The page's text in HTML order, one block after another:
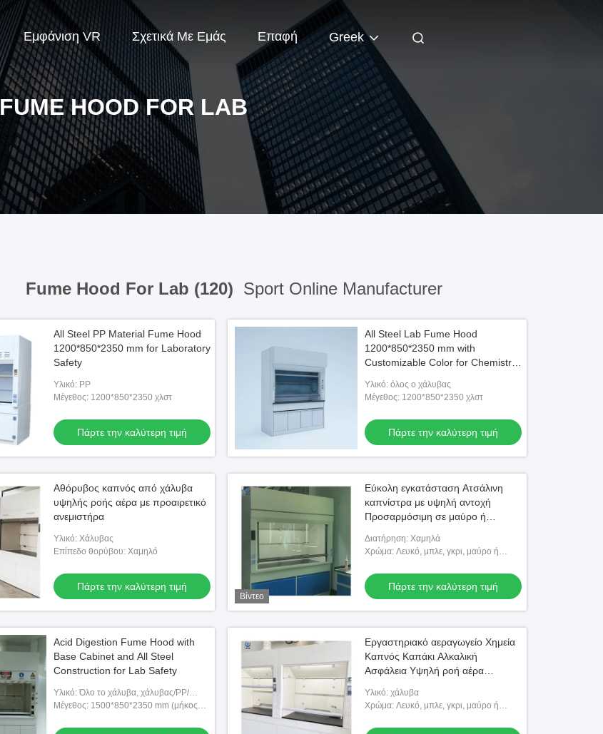
Εμφάνιση VR Σχετικά Με Εμάς Επαφή Greek
FUME HOOD FOR LAB
Fume Hood For Lab (120) Sport Online Manufacturer
All Steel PP Material Fume Hood
1200*850*2350 mm for Laboratory
Safety
Υλικό: PP
Μέγεθος: 1200*850*2350 χλστ
Πάρτε την καλύτερη τιμή
All Steel Lab Fume Hood
1200*850*2350 mm with
Customizable Color for Chemistry
Υλικό: όλος ο χάλυβας
Μέγεθος: 1200*850*2350 χλστ
Πάρτε την καλύτερη τιμή
Αθόρυβος καπνός από χάλυβα
υψηλής ροής αέρα με προαιρετικό
ανεμιστήρα
Υλικό: Χάλυβας
Επίπεδο θορύβου: Χαμηλό
Πάρτε την καλύτερη τιμή
Βίντεο
Εύκολη εγκατάσταση Ατσάλινη
καπνίστρα με υψηλή αντοχή
Προσαρμόσιμη σε μαύρο ή
Διατήρηση: Χαμηλά
Χρώμα: Λευκό, μπλε, γκρι, μαύρο ή
Πάρτε την καλύτερη τιμή
Acid Digestion Fume Hood with
Base Cabinet and All Steel
Construction for Lab Safety
Υλικό: Όλο το χάλυβα, χάλυβας/PP/
ανοξείδωτο χάλυβα
Μέγεθος: 1500*850*2350 mm (μήκος
Εργαστηριακό αεραγωγείο Χημεία
Καπνός Καπάκι Αλκαλική
Ασφάλεια Υψηλή ροή αέρα
Υλικό: χάλυβα
Χρώμα: Λευκό, μπλε, γκρι, μαύρο ή